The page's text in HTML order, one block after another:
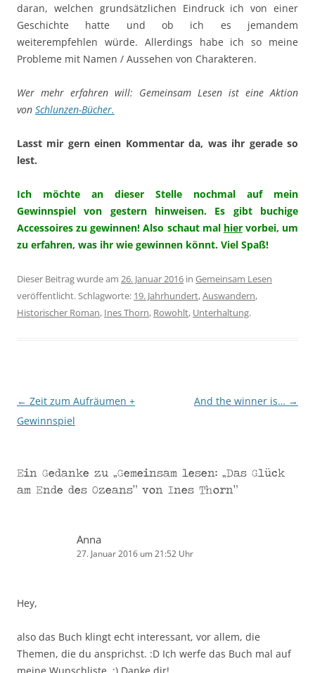
daran, welchen grundsätzlichen Eindruck ich von einer
Geschichte hatte und ob ich es jemandem
weiterempfehlen würde. Allerdings habe ich so meine
Probleme mit Namen / Aussehen von Charakteren.
Wer mehr erfahren will: Gemeinsam Lesen ist eine Aktion
von Schlunzen-Bücher.
Lasst mir gern einen Kommentar da, was ihr gerade so
lest.
Ich möchte an dieser Stelle nochmal auf mein
Gewinnspiel von gestern hinweisen. Es gibt buchige
Accessoires zu gewinnen! Also schaut mal hiervorbei, um
zu erfahren, was ihr wie gewinnen könnt. Viel Spaß!
Dieser Beitrag wurde am 26. Januar 2016 in Gemeinsam Lesen
veröffentlicht. Schlagworte: 19. Jahrhundert,Auswandern,
Historischer Roman, Ines Thorn, Rowohlt, Unterhaltung.
Beitragsnavigation
← Zeit zum Aufräumen +
Gewinnspiel
And the winner is… →
Ein Gedanke zu „Gemeinsam lesen: „Das Glück
am Ende des Ozeans“ von Ines Thorn“
Anna
27. Januar 2016 um 21:52 Uhr
Hey,
also das Buch klingt echt interessant, vor allem, die
Themen, die du ansprichst. :D Ich werfe das Buch mal auf